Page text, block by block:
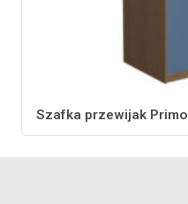
Szafka przewijak Primo